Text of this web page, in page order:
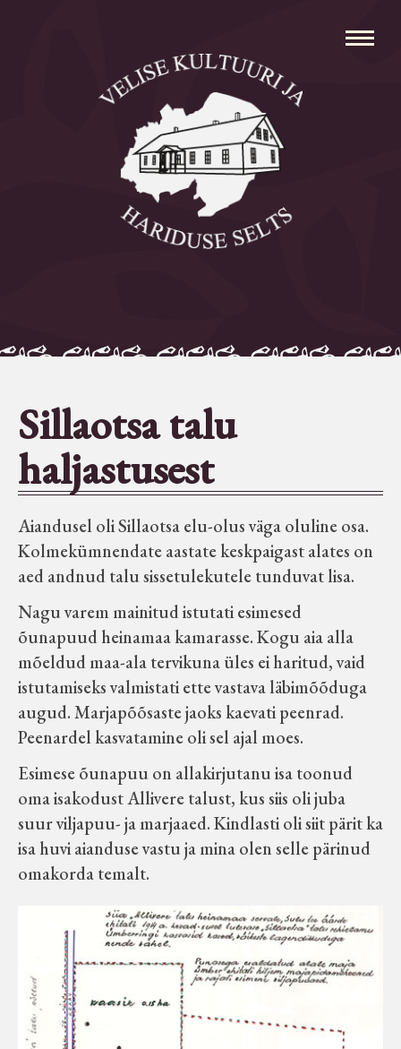
Avaleht
Aleksei Parnabas
Sillaotsa Talumuuseum
Seltsid-ühingud
Aiandus
Tuletõrje
Õpperada
Muud koduloolist Velise mailt
Märjamaa ümbruse valdade
elanike nimekirjad seisuga
15.12.1938
Velise kultuuri ja hariduse selts
Virtuaalnäitused
Otsi
Tagasiside
Sillaotsa talu
haljastusest
Aiandusel oli Sillaotsa elu-olus väga oluline osa.
Kolmekümnendate aastate keskpaigast alates on
aed andnud talu sissetulekutele tunduvat lisa.
Nagu varem mainitud istutati esimesed
õunapuud heinamaa kamarasse. Kogu aia alla
mõeldud maa-ala tervikuna üles ei haritud, vaid
istutamiseks valmistati ette vastava läbimõõduga
augud. Marjapõõsaste jaoks kaevati peenrad.
Peenardel kasvatamine oli sel ajal moes.
Esimese õunapuu on allakirjutanu isa toonud
oma isakodust Allivere talust, kus siis oli juba
suur viljapuu- ja marjaaed. Kindlasti oli siit pärit ka
isa huvi aianduse vastu ja mina olen selle pärinud
omakorda temalt.